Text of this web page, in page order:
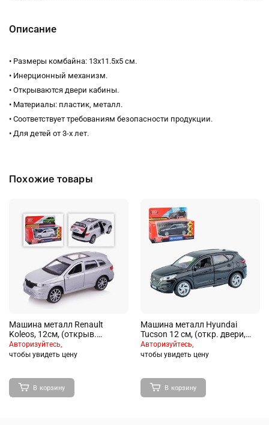
Описание
• Размеры комбайна: 13х11.5х5 см.
• Инерционный механизм.
• Открываются двери кабины.
• Материалы: пластик, металл.
• Соответствует требованиям безопасности продукции.
• Для детей от 3-х лет.
Похожие товары
Машина металл Renault
Koleos, 12см, (открыв.
двери,серебристый) инерц, в
коробке
Авторизуйтесь,
чтобы увидеть цену
В корзину
Машина металл Hyundai
Tucson 12 см, (откр. двери,
багаж., черный) инер, в
коробке
Авторизуйтесь,
чтобы увидеть цену
В корзину